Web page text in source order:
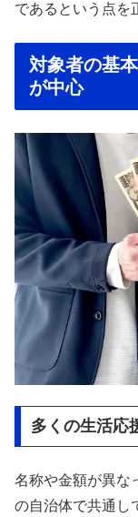
であるという点を
対象者の基
が中心
多くの生活応
名称や金額が異な
の自治体で共通し